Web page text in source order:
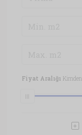
Fiyat Aralığı Kimden